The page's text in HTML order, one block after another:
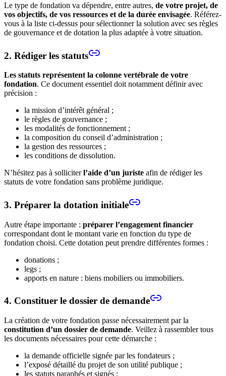
Le type de fondation va dépendre, entre autres, de votre projet, de
vos objectifs, de vos ressources et de la durée envisagée. Référez-
vous à la liste ci-dessus pour sélectionner la solution avec ses règles
de gouvernance et de dotation la plus adaptée à votre situation.
2. Rédiger les statuts
Les statuts représentent la colonne vertébrale de votre
fondation. Ce document essentiel doit notamment définir avec
précision :
la mission d’intérêt général ;
le règles de gouvernance ;
les modalités de fonctionnement ;
la composition du conseil d’administration ;
la gestion des ressources ;
les conditions de dissolution.
N’hésitez pas à solliciterl’aide d’un juriste afin de rédiger les
statuts de votre fondation sans problème juridique.
3. Préparer la dotation initiale
Autre étape importante : préparer l’engagement financier
correspondant dont le montant varie en fonction du type de
fondation choisi. Cette dotation peut prendre différentes formes :
donations ;
legs ;
apports en nature : biens mobiliers ou immobiliers.
4. Constituer le dossier de demande
La création de votre fondation passe nécessairement par la
constitution d’un dossier de demande. Veillez à rassembler tous
les documents nécessaires pour cette démarche :
la demande officielle signée par les fondateurs ;
l’exposé détaillé du projet de son utilité publique ;
les statuts paraphés et signés ;